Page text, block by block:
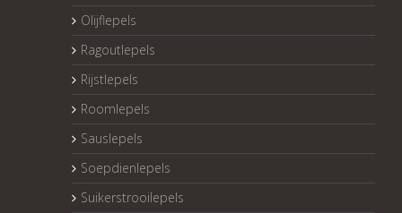
Olijflepels
Ragoutlepels
Rijstlepels
Roomlepels
Sauslepels
Soepdienlepels
Suikerstrooilepels